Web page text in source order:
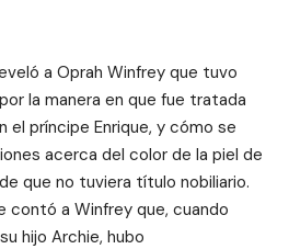
a Oprah Winfrey que tuvo
la manera en que fue tratada
el príncipe Enrique, y cómo se
acerca del color de la piel de
que no tuviera título nobiliario.
contó a Winfrey que, cuando
hijo Archie, hubo